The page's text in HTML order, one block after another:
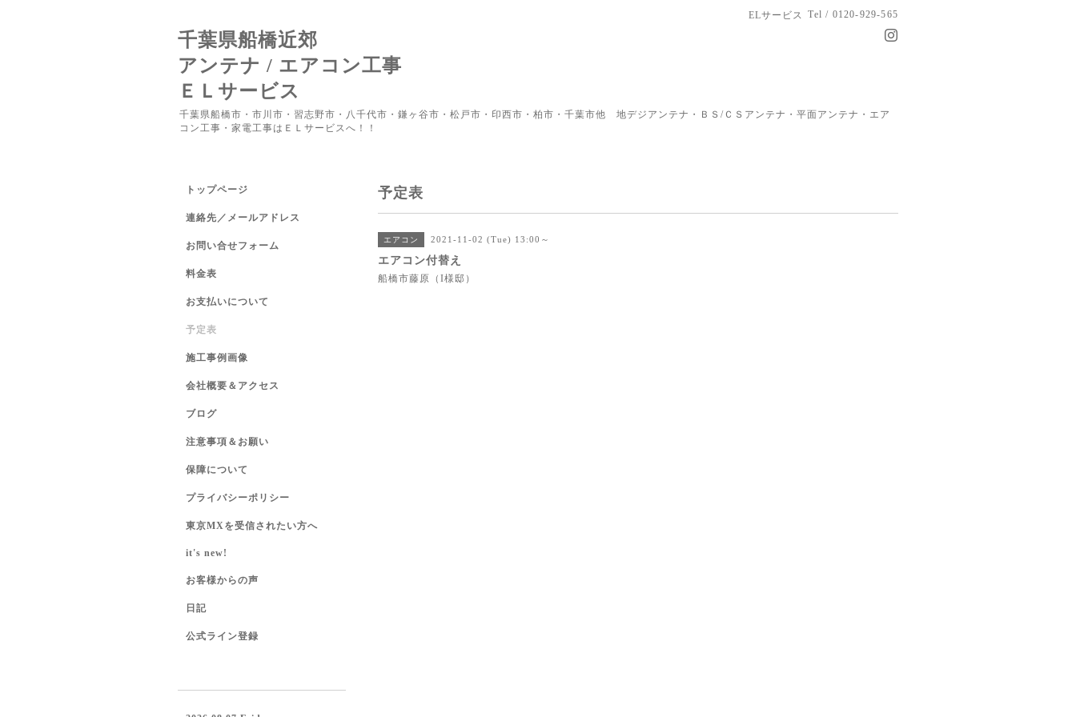
ELサービス Tel / 0120-929-565
千葉県船橋近郊
アンテナ / エアコン工事
ＥＬサービス
千葉県船橋市・市川市・習志野市・八千代市・鎌ヶ谷市・松戸市・印西市・柏市・千葉市他 地デジアンテナ・ＢＳ/ＣＳアンテナ・平面アンテナ・エア
コン工事・家電工事はＥＬサービスへ！！
予定表
エアコン 2021-11-02 (Tue) 13:00～
エアコン付替え
船橋市藤原（I様邸）
トップページ
連絡先／メールアドレス
お問い合せフォーム
料金表
お支払いについて
予定表
施工事例画像
会社概要＆アクセス
ブログ
注意事項＆お願い
保障について
プライバシーポリシー
東京MXを受信されたい方へ
it's new!
お客様からの声
日記
公式ライン登録